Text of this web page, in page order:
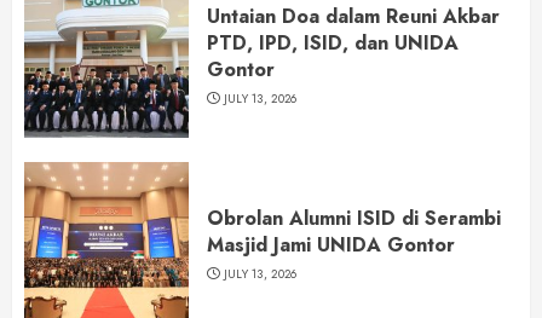
Untaian Doa dalam Reuni Akbar
PTD, IPD, ISID, dan UNIDA
Gontor
JULY 13, 2026
Obrolan Alumni ISID di Serambi
Masjid Jami UNIDA Gontor
JULY 13, 2026